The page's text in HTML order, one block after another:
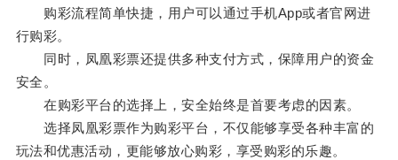
购彩流程简单快捷，用户可以通过手机App或者官网进
行购彩。
同时，凤凰彩票还提供多种支付方式，保障用户的资金
安全。
在购彩平台的选择上，安全始终是首要考虑的因素。
选择凤凰彩票作为购彩平台，不仅能够享受各种丰富的
玩法和优惠活动，更能够放心购彩，享受购彩的乐趣。